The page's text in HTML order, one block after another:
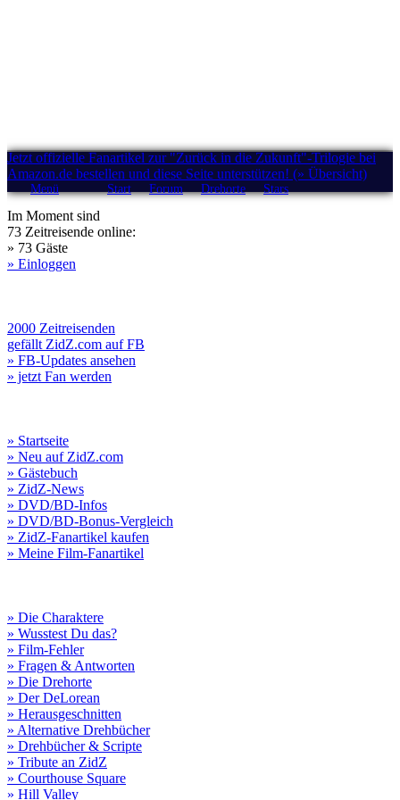
Jetzt offizielle Fanartikel zur "Zurück in die Zukunft"-Trilogie bei
Amazon.de bestellen und diese Seite unterstützen! (» Übersicht)
Menü Start Forum Drehorte Stars
Im Moment sind
73 Zeitreisende online:
» 73 Gäste
» Einloggen
2000 Zeitreisenden
gefällt ZidZ.com auf FB
» FB-Updates ansehen
» jetzt Fan werden
» Startseite
» Neu auf ZidZ.com
» Gästebuch
» ZidZ-News
» DVD/BD-Infos
» DVD/BD-Bonus-Vergleich
» ZidZ-Fanartikel kaufen
» Meine Film-Fanartikel
» Die Charaktere
» Wusstest Du das?
» Film-Fehler
» Fragen & Antworten
» Die Drehorte
» Der DeLorean
» Herausgeschnitten
» Alternative Drehbücher
» Drehbücher & Scripte
» Tribute an ZidZ
» Courthouse Square
» Hill Valley